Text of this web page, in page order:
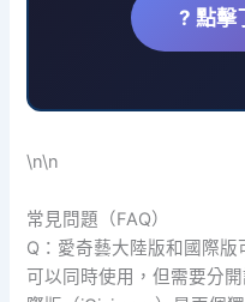
? 點擊
\n\n
常見問題（FAQ）
Q：愛奇藝大陸版和國際版
可以同時使用，但需要分